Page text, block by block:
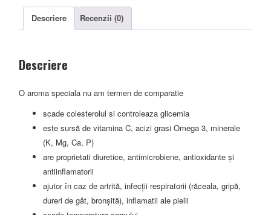
250g
Descriere Recenzii (0)
Descriere
O aroma speciala nu am termen de comparatie
scade colesterolul si controleaza glicemia
este sursă de vitamina C, acizi grasi Omega 3, minerale
(K, Mg, Ca, P)
are proprietati diuretice, antimicrobiene, antioxidante și
antiinflamatorii
ajutor în caz de artrită, infecții respiratorii (răceala, gripă,
dureri de gât, bronșită), inflamatii ale pielii